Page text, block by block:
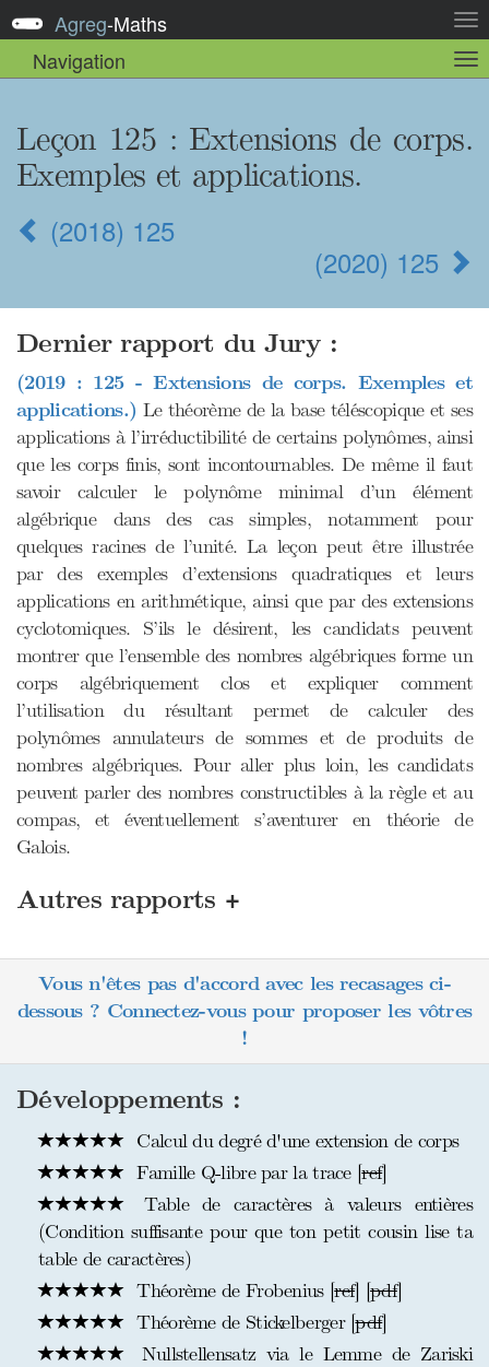
la
Agreg-Maths
Navigation
la
Leçon 125 : Extensions de corps.
Exemples et applications.
(2018) 125
(2020) 125
Dernier rapport du Jury :
(2019 : 125 - Extensions de corps. Exemples et
applications.) Le théorème de la base téléscopique et ses
applications à l’irréductibilité de certains polynômes, ainsi
que les corps finis, sont incontournables. De même il faut
savoir calculer le polynôme minimal d’un élément
algébrique dans des cas simples, notamment pour
quelques racines de l’unité. La leçon peut être illustrée
par des exemples d’extensions quadratiques et leurs
applications en arithmétique, ainsi que par des extensions
cyclotomiques. S’ils le désirent, les candidats peuvent
montrer que l’ensemble des nombres algébriques forme un
corps algébriquement clos et expliquer comment
l’utilisation du résultant permet de calculer des
polynômes annulateurs de sommes et de produits de
nombres algébriques. Pour aller plus loin, les candidats
peuvent parler des nombres constructibles à la règle et au
compas, et éventuellement s’aventurer en théorie de
Galois.
Autres rapports +
Vous n'êtes pas d'accord avec les recasages ci-
dessous ? Connectez-vous pour proposer les vôtres
!
Développements :
Calcul du degré d'une extension de corps
Famille Q-libre par la trace [ref]
Table de caractères à valeurs entières
(Condition suffisante pour que ton petit cousin lise ta
table de caractères)
Théorème de Frobenius [ref] [pdf]
Théorème de Stickelberger [pdf]
Nullstellensatz via le Lemme de Zariski